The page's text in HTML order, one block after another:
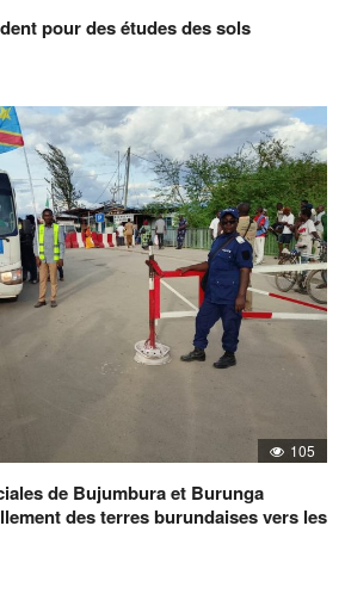
pour des études des sols
105
de Bujumbura et Burunga
des terres burundaises vers les